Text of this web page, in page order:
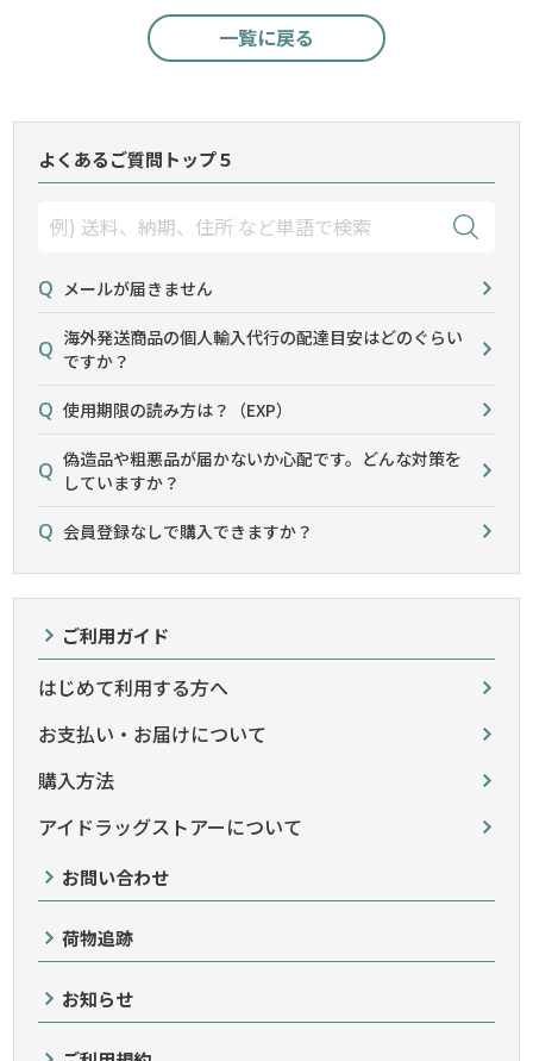
一覧に戻る
よくあるご質問トップ５
メールが届きません
海外発送商品の個人輸入代行の配達目安はどのぐらい
ですか？
使用期限の読み方は？（EXP）
偽造品や粗悪品が届かないか心配です。どんな対策を
していますか？
会員登録なしで購入できますか？
ご利用ガイド
はじめて利用する方へ
お支払い・お届けについて
購入方法
アイドラッグストアーについて
お問い合わせ
荷物追跡
お知らせ